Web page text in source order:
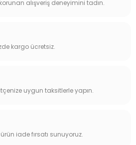
alışveriş deneyimini tadın.
kargo ücretsiz.
uygun taksitlerle yapın.
ürün iade fırsatı sunuyoruz.